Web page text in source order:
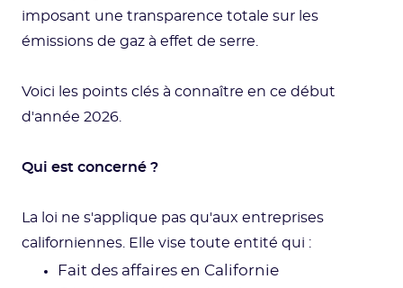
imposant une transparence totale sur les
émissions de gaz à effet de serre.
Voici les points clés à connaître en ce début
d'année 2026.
Qui est concerné ?
La loi ne s'applique pas qu'aux entreprises
californiennes. Elle vise toute entité qui :
Fait des affaires en Californie